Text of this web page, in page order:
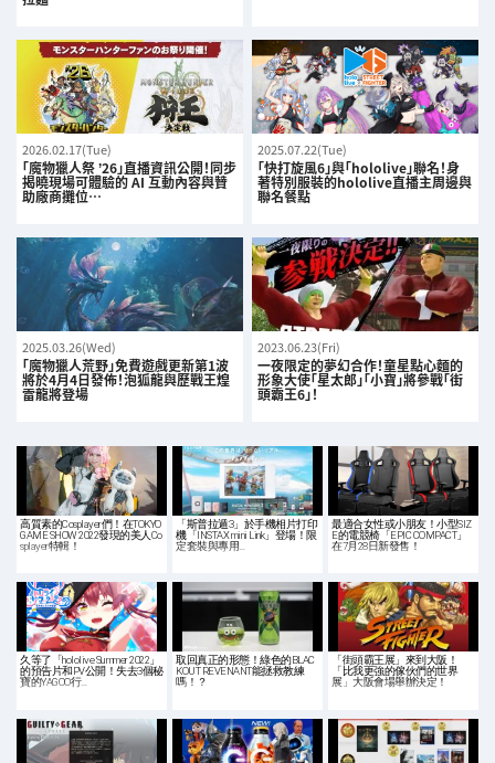
2026.02.17(Tue)
「魔物獵人祭 ’26」直播資訊公開！同步
揭曉現場可體驗的 AI 互動內容與贊
助廠商攤位…
2025.07.22(Tue)
「快打旋風6」與「hololive」聯名！身
著特別服裝的hololive直播主周邊與
聯名餐點
2025.03.26(Wed)
「魔物獵人荒野」免費遊戲更新第1波
將於4月4日發佈！泡狐龍與歷戰王煌
雷龍將登場
2023.06.23(Fri)
一夜限定的夢幻合作！童星點心麵的
形象大使「星太郎」「小寶」將參戰「街
頭霸王6」！
高質素的Cosplayer們！在TOKYO
GAME SHOW 2022發現的美人Co
splayer特輯！
「斯普拉遁3」於手機相片打印
機「INSTAX mini Link」登場！限
定套裝與專用…
最適合女性或小朋友！小型SIZ
E的電競椅「EPIC COMPACT」
在7月28日新發售！
久等了「hololive Summer 2022」
的預告片和PV公開！失去3個秘
寶的YAGOO行…
取回真正的形態！綠色的BLAC
KOUT REVENANT能拯救教練
嗎！？
「街頭霸王展」來到大阪！
「比我更強的傢伙們的世界
展」大阪會場舉辦決定！